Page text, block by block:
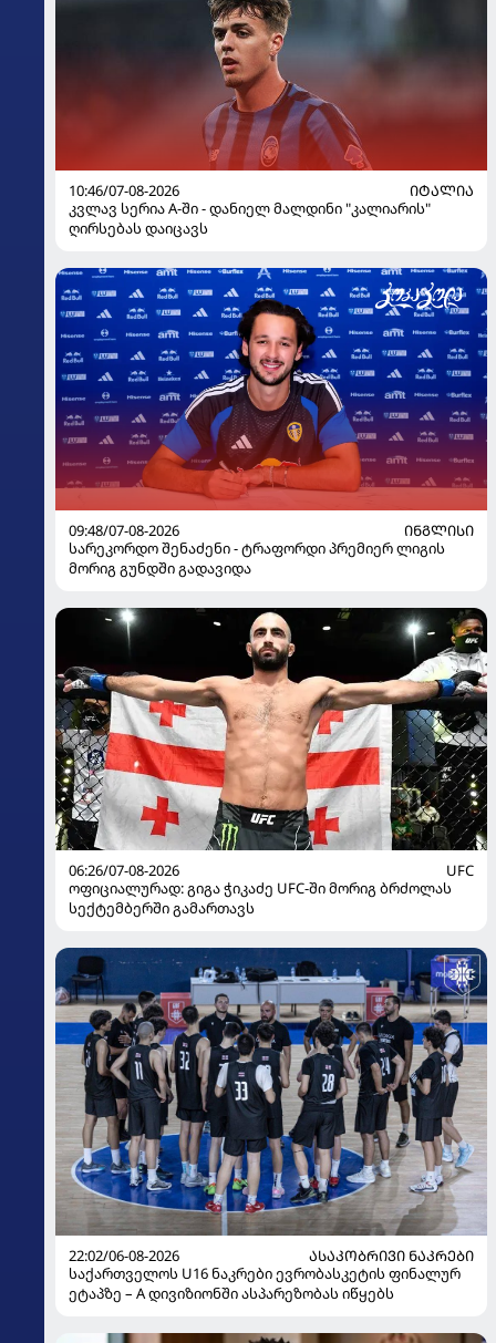
10:46/07-08-2026
ᲘᲢᲐᲚᲘᲐ
კვლავ სერია A-ში - დანიელ მალდინი "კალიარის"
ღირსებას დაიცავს
09:48/07-08-2026
ᲘᲜᲒᲚᲘᲡᲘ
სარეკორდო შენაძენი - ტრაფორდი პრემიერ ლიგის
მორიგ გუნდში გადავიდა
06:26/07-08-2026
UFC
ოფიციალურად: გიგა ჭიკაძე UFC-ში მორიგ ბრძოლას
სექტემბერში გამართავს
22:02/06-08-2026
ᲐᲡᲐᲙᲝᲑᲠᲘᲕᲘ ᲜᲐᲙᲠᲔᲑᲘ
საქართველოს U16 ნაკრები ევრობასკეტის ფინალურ
ეტაპზე – A დივიზიონში ასპარეზობას იწყებს